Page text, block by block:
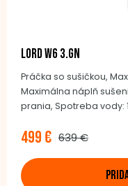
LORD W6 3.GN
Práčka so sušičkou,
Maximálna náplň
prania, Spotreba vody:
kWh/100 cyklov prania
1500/min, BLDC
poistka, Bubon z
499 € 639 €